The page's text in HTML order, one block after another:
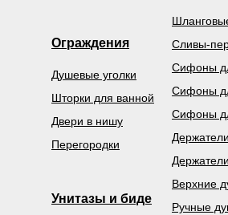
Верхние
Ручные
Сифоны
Сливы-
Сифоны
Сифоны
Унитазы и биде
Ограждения
Душевые уголки
Шторки для ванной
Двери в нишу
Перегородки